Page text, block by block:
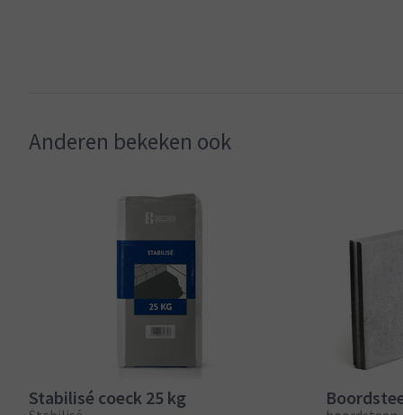
Anderen bekeken ook
Stabilisé coeck 25 kg